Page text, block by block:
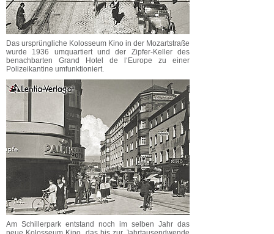
Das ursprüngliche Kolosseum Kino in der Mozartstraße
wurde 1936 umquartiert und der Zipfer-Keller des
benachbarten Grand Hotel de l‘Europe zu einer
Polizeikantine umfunktioniert.
Am Schillerpark entstand noch im selben Jahr das